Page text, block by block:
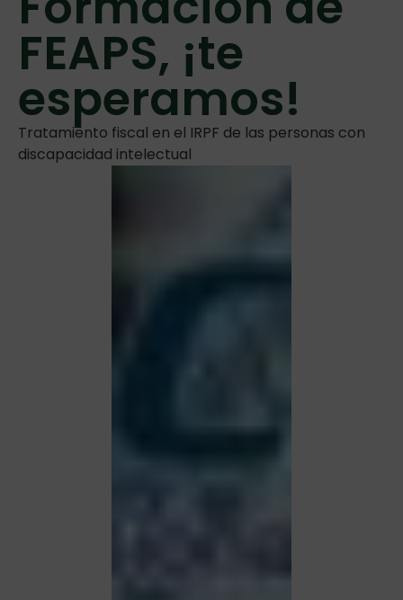
FEAPS, ¡te
esperamos!
Tratamiento fiscal en el IRPF de las personas con
discapacidad intelectual